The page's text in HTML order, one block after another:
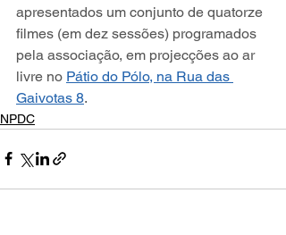
apresentados um conjunto de quatorze
filmes (em dez sessões) programados
pela associação, em projecções ao ar
livre no Pátio do Pólo, na Rua das
Gaivotas 8.
NPDC